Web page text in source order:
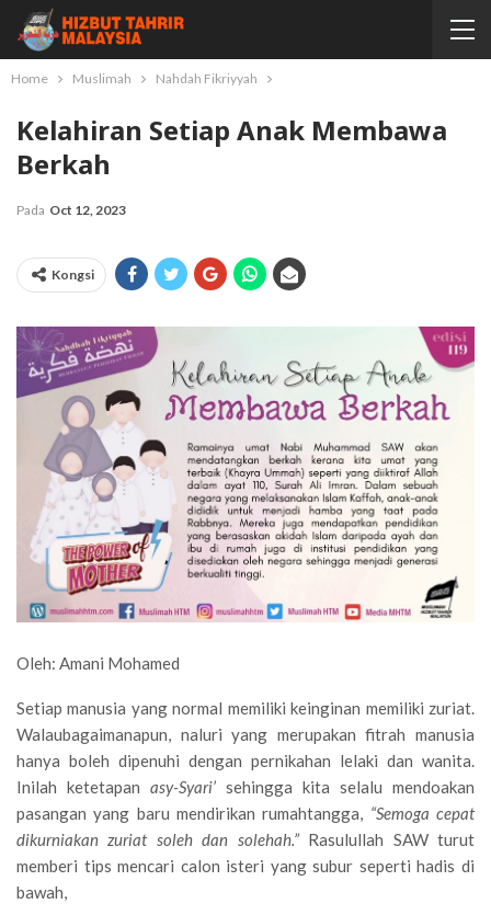
Home Muslimah Nahdah Fikriyyah
Kelahiran Setiap Anak Membawa
Berkah
Pada Oct 12, 2023
Kongsi
Oleh: Amani Mohamed
Setiap manusia yang normal memiliki keinginan memiliki zuriat.
Walaubagaimanapun, naluri yang merupakan fitrah manusia
hanya boleh dipenuhi dengan pernikahan lelaki dan wanita.
Inilah ketetapan asy-Syari’ sehingga kita selalu mendoakan
pasangan yang baru mendirikan rumahtangga, “Semoga cepat
dikurniakan zuriat soleh dan solehah.” Rasulullah SAW turut
memberi tips mencari calon isteri yang subur seperti hadis di
bawah,